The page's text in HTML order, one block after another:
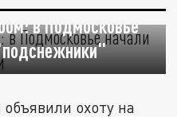
в Подмосковье
охоту на